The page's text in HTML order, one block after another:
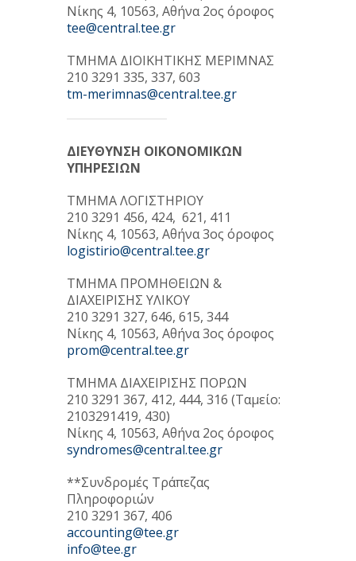
Νίκης 4, 10563, Αθήνα 2ος όροφος
tee@central.tee.gr
ΤΜΗΜΑ ΔΙΟΙΚΗΤΙΚΗΣ ΜΕΡΙΜΝΑΣ
210 3291 335, 337, 603
tm-merimnas@central.tee.gr
ΔΙΕΥΘΥΝΣΗ ΟΙΚΟΝΟΜΙΚΩΝ
ΥΠΗΡΕΣΙΩΝ
TΜΗΜΑ ΛΟΓΙΣΤΗΡΙΟΥ
210 3291 456, 424, 621, 411
Νίκης 4, 10563, Αθήνα 3ος όροφος
logistirio@central.tee.gr
TΜΗΜΑ ΠΡΟΜΗΘΕΙΩΝ &
ΔΙΑΧΕΙΡΙΣΗΣ ΥΛΙΚΟΥ
210 3291 327, 646, 615, 344
Νίκης 4, 10563, Αθήνα 3ος όροφος
prom@central.tee.gr
TΜΗΜΑ ΔΙΑΧΕΙΡΙΣΗΣ ΠΟΡΩΝ
210 3291 367, 412, 444, 316 (Ταμείο:
2103291419, 430)
Νίκης 4, 10563, Αθήνα 2ος όροφος
syndromes@central.tee.gr
**Συνδρομές Τράπεζας
Πληροφοριών
210 3291 367, 406
accounting@tee.gr
info@tee.gr